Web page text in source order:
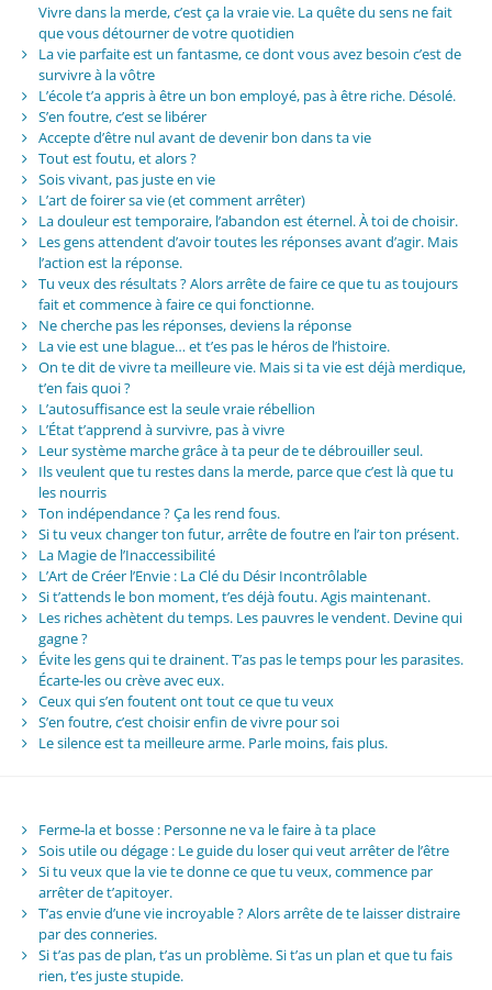
Vivre dans la merde, c’est ça la vraie vie. La quête du sens ne fait
que vous détourner de votre quotidien
La vie parfaite est un fantasme, ce dont vous avez besoin c’est de
survivre à la vôtre
L’école t’a appris à être un bon employé, pas à être riche. Désolé.
S’en foutre, c’est se libérer
Accepte d’être nul avant de devenir bon dans ta vie
Tout est foutu, et alors ?
Sois vivant, pas juste en vie
L’art de foirer sa vie (et comment arrêter)
La douleur est temporaire, l’abandon est éternel. À toi de choisir.
Les gens attendent d’avoir toutes les réponses avant d’agir. Mais
l’action est la réponse.
Tu veux des résultats ? Alors arrête de faire ce que tu as toujours
fait et commence à faire ce qui fonctionne.
Ne cherche pas les réponses, deviens la réponse
La vie est une blague… et t’es pas le héros de l’histoire.
On te dit de vivre ta meilleure vie. Mais si ta vie est déjà merdique,
t’en fais quoi ?
L’autosuffisance est la seule vraie rébellion
L’État t’apprend à survivre, pas à vivre
Leur système marche grâce à ta peur de te débrouiller seul.
Ils veulent que tu restes dans la merde, parce que c’est là que tu
les nourris
Ton indépendance ? Ça les rend fous.
Si tu veux changer ton futur, arrête de foutre en l’air ton présent.
La Magie de l’Inaccessibilité
L’Art de Créer l’Envie : La Clé du Désir Incontrôlable
Si t’attends le bon moment, t’es déjà foutu. Agis maintenant.
Les riches achètent du temps. Les pauvres le vendent. Devine qui
gagne ?
Évite les gens qui te drainent. T’as pas le temps pour les parasites.
Écarte-les ou crève avec eux.
Ceux qui s’en foutent ont tout ce que tu veux
S’en foutre, c’est choisir enfin de vivre pour soi
Le silence est ta meilleure arme. Parle moins, fais plus.
Ferme-la et bosse : Personne ne va le faire à ta place
Sois utile ou dégage : Le guide du loser qui veut arrêter de l’être
Si tu veux que la vie te donne ce que tu veux, commence par
arrêter de t’apitoyer.
T’as envie d’une vie incroyable ? Alors arrête de te laisser distraire
par des conneries.
Si t’as pas de plan, t’as un problème. Si t’as un plan et que tu fais
rien, t’es juste stupide.